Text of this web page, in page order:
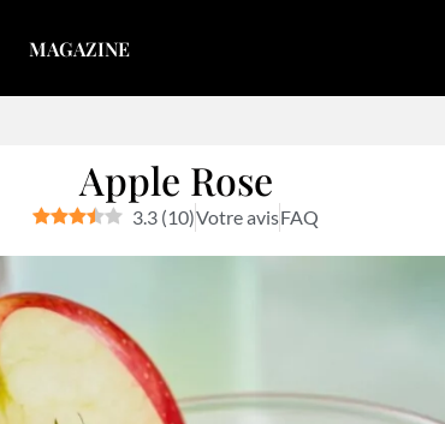
MAGAZINE
Apple Rose
3.3 (10)Votre avisFAQ